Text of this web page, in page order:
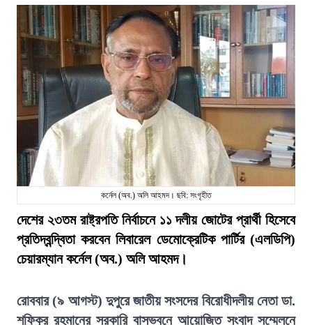
কর্নেল (অব.) অলি আহমদ। ছবি: সংগৃহীত
দেশের ২৩তম রাষ্ট্রপতি নির্বাচনে ১১ দলীয় জোটের প্রার্থী হিসেবে
প্রতিদ্বন্দ্বিতা করবেন লিবারেল ডেমোক্রেটিক পার্টির (এলডিপি)
চেয়ারম্যান কর্নেল (অব.) অলি আহমদ।
রোববার (৯ আগস্ট) দুপুরে জাতীয় সংসদের বিরোধীদলীয় নেতা ডা.
শফিকুর রহমানের সরকারি বাসভবনে আয়োজিত সংবাদ সম্মেলনে